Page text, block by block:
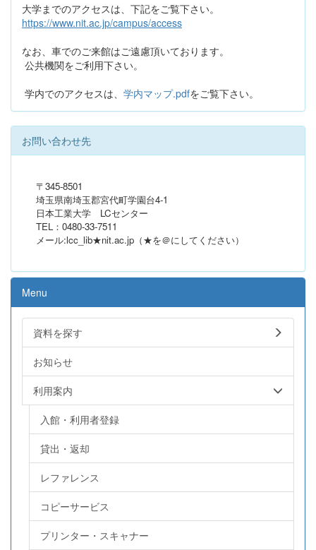
大学までのアクセスは、下記をご覧下さい。
https://www.nit.ac.jp/campus/access
なお、車でのご来館はご遠慮頂いております。
公共機関をご利用下さい。
学内でのアクセスは、 学内マップ.pdfをご覧下さい。
お問い合わせ先
〒345-8501
埼玉県南埼玉郡宮代町学園台4-1
日本工業大学 LCセンター
TEL：0480-33-7511
メール:lcc_lib★nit.ac.jp（★を＠にしてください）
Menu
資料を探す
お知らせ
利用案内
入館・利用者登録
貸出・返却
レファレンス
コピーサービス
プリンター・スキャナー